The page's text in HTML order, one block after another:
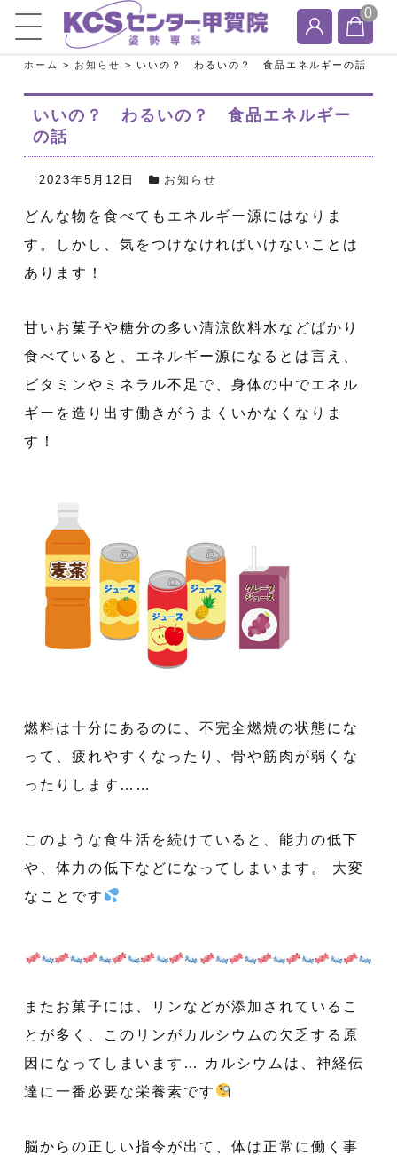
0
ホーム > お知らせ > いいの？ わるいの？ 食品エネルギーの話
いいの？ わるいの？ 食品エネルギー
の話
2023年5月12日 お知らせ
どんな物を食べてもエネルギー源にはなりま
す。しかし、気をつけなければいけないことは
あります！
甘いお菓子や糖分の多い清涼飲料水などばかり
食べていると、エネルギー源になるとは言え、
ビタミンやミネラル不足で、身体の中でエネル
ギーを造り出す働きがうまくいかなくなりま
す！
燃料は十分にあるのに、不完全燃焼の状態にな
って、疲れやすくなったり、骨や筋肉が弱くな
ったりします……
このような食生活を続けていると、能力の低下
や、体力の低下などになってしまいます。 大変
なことです
またお菓子には、リンなどが添加されているこ
とが多く、このリンがカルシウムの欠乏する原
因になってしまいます… カルシウムは、神経伝
達に一番必要な栄養素です
脳からの正しい指令が出て、体は正常に働く事